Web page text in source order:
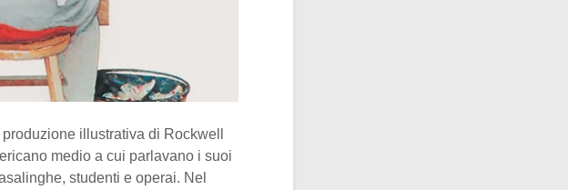
illustrativa di Rockwell
medio a cui parlavano i suoi
studenti e operai. Nel